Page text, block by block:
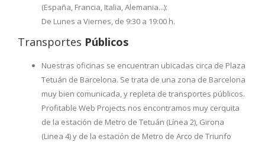
(España, Francia, Italia, Alemania...):
De Lunes a Viernes, de 9:30 a 19:00 h.
Transportes Públicos
Nuestras oficinas se encuentran ubicadas circa de Plaza
Tetuán de Barcelona. Se trata de una zona de Barcelona
muy bien comunicada, y repleta de transportes públicos.
Profitable Web Projects nos encontramos muy cerquita
de la estación de Metro de Tetuán (Línea 2), Girona
(Linea 4) y de la estación de Metro de Arco de Triunfo